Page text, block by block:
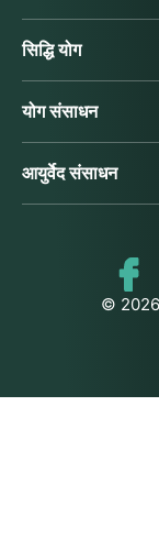
सिद्धि योग
योग संसाधन
आयुर्वेद संसाधन
© 2026